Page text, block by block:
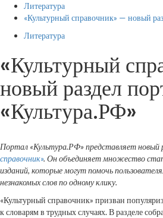
Литература
«Культурный справочник» — новый
Литература
«Культурный
новый раздел
«Культура.РФ»
Портал «Культура.РФ» представляет новый
справочник». Он объединяет множество
изданий, которые могут помочь
незнакомых слов по одному клику.
«Культурный справочник» призван
к словарям в трудных случаях. В разделе